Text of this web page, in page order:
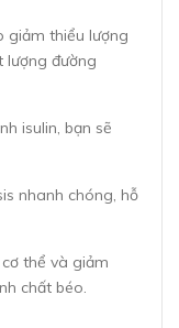
giảm thiểu lượng
lượng đường
isulin, bạn sẽ
nhanh chóng, hỗ
thể và giảm
chất béo.